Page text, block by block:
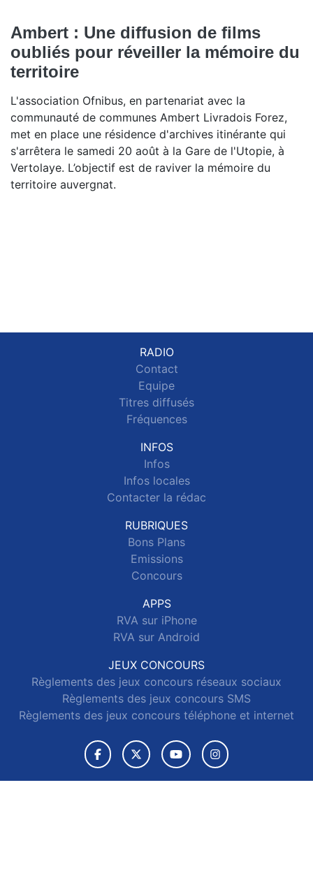
Ambert : Une diffusion de films
oubliés pour réveiller la mémoire du
territoire
L'association Ofnibus, en partenariat avec la
communauté de communes Ambert Livradois Forez,
met en place une résidence d'archives itinérante qui
s'arrêtera le samedi 20 août à la Gare de l'Utopie, à
Vertolaye. L’objectif est de raviver la mémoire du
territoire auvergnat.
RADIO
Contact
Equipe
Titres diffusés
Fréquences
INFOS
Infos
Infos locales
Contacter la rédac
RUBRIQUES
Bons Plans
Emissions
Concours
APPS
RVA sur iPhone
RVA sur Android
JEUX CONCOURS
Règlements des jeux concours réseaux sociaux
Règlements des jeux concours SMS
Règlements des jeux concours téléphone et internet